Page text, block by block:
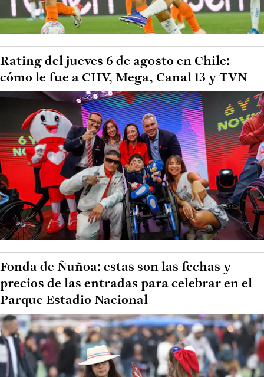
Rating del jueves 6 de agosto en Chile:
cómo le fue a CHV, Mega, Canal 13 y TVN
Fonda de Ñuñoa: estas son las fechas y
precios de las entradas para celebrar en el
Parque Estadio Nacional